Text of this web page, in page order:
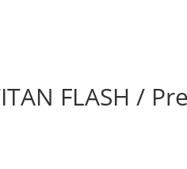
FLASH /